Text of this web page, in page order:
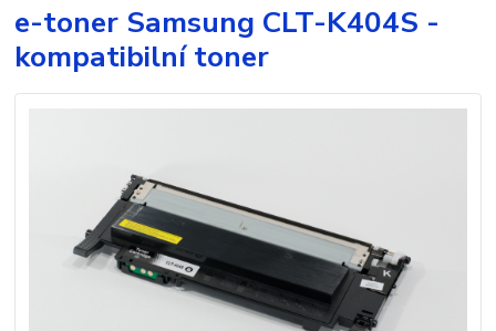
e-toner Samsung CLT-K404S -
kompatibilní toner